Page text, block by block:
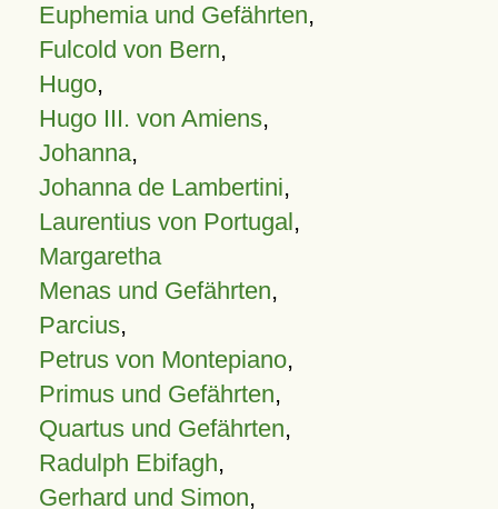
Euphemia und Gefährten,
Fulcold von Bern,
Hugo,
Hugo III. von Amiens,
Johanna,
Johanna de Lambertini,
Laurentius von Portugal,
Margaretha
Menas und Gefährten,
Parcius,
Petrus von Montepiano,
Primus und Gefährten,
Quartus und Gefährten,
Radulph Ebifagh,
Gerhard und Simon,